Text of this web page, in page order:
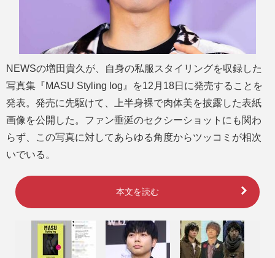
NEWSの増田貴久が、自身の私服スタイリングを収録した
写真集『MASU Styling log』を12月18日に発売することを
発表。発売に先駆けて、上半身裸で肉体美を披露した表紙
画像を公開した。ファン垂涎のセクシーショットにも関わ
らず、この写真に対してあらゆる角度からツッコミが相次
いでいる。
本文を読む